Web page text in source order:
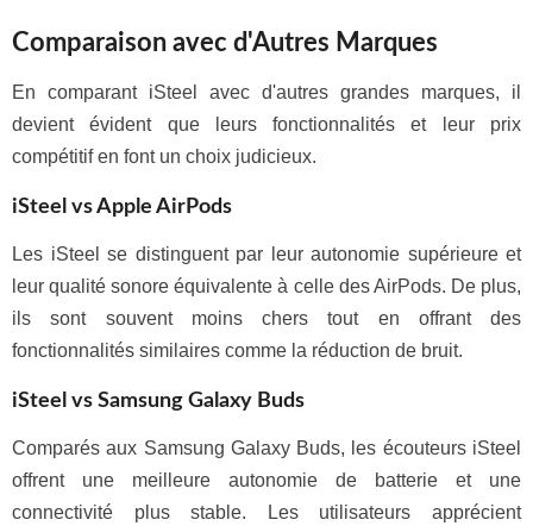
Comparaison avec d'Autres Marques
En comparant iSteel avec d'autres grandes marques, il
devient évident que leurs fonctionnalités et leur prix
compétitif en font un choix judicieux.
iSteel vs Apple AirPods
Les iSteel se distinguent par leur autonomie supérieure et
leur qualité sonore équivalente à celle des AirPods. De plus,
ils sont souvent moins chers tout en offrant des
fonctionnalités similaires comme la réduction de bruit.
iSteel vs Samsung Galaxy Buds
Comparés aux Samsung Galaxy Buds, les écouteurs iSteel
offrent une meilleure autonomie de batterie et une
connectivité plus stable. Les utilisateurs apprécient